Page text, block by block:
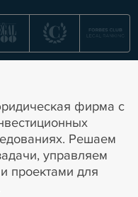
фирма с
Решаем
управляем
проектами для